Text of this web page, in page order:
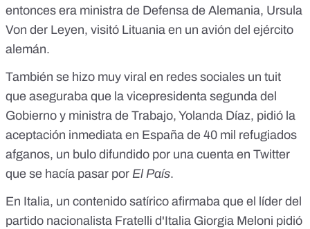
entonces era ministra de Defensa de Alemania, Ursula
Von der Leyen, visitó Lituania en un avión del ejército
alemán.
También se hizo muy viral en redes sociales un tuit
que aseguraba que la vicepresidenta segunda del
Gobierno y ministra de Trabajo, Yolanda Díaz, pidió la
aceptación inmediata en España de 40 mil refugiados
afganos, un bulo difundido por una cuenta en Twitter
que se hacía pasar por El País.
En Italia, un contenido satírico afirmaba que el líder del
partido nacionalista Fratelli d'Italia Giorgia Meloni pidió